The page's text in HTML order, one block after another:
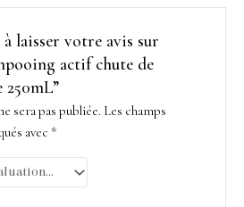
laisser votre avis sur
actif chute de
250mL”
sera pas publiée. Les champs
avec *